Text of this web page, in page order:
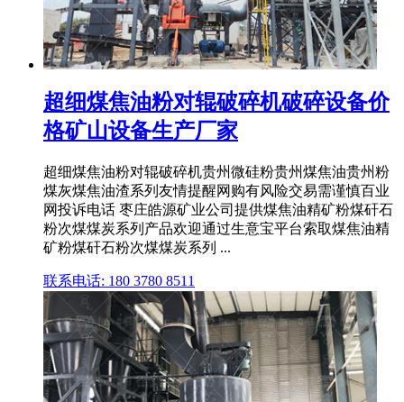
超细煤焦油粉对辊破碎机破碎设备价
格矿山设备生产厂家
超细煤焦油粉对辊破碎机贵州微硅粉贵州煤焦油贵州粉
煤灰煤焦油渣系列友情提醒网购有风险交易需谨慎百业
网投诉电话 枣庄皓源矿业公司提供煤焦油精矿粉煤矸石
粉次煤煤炭系列产品欢迎通过生意宝平台索取煤焦油精
矿粉煤矸石粉次煤煤炭系列 ...
联系电话: 180 3780 8511